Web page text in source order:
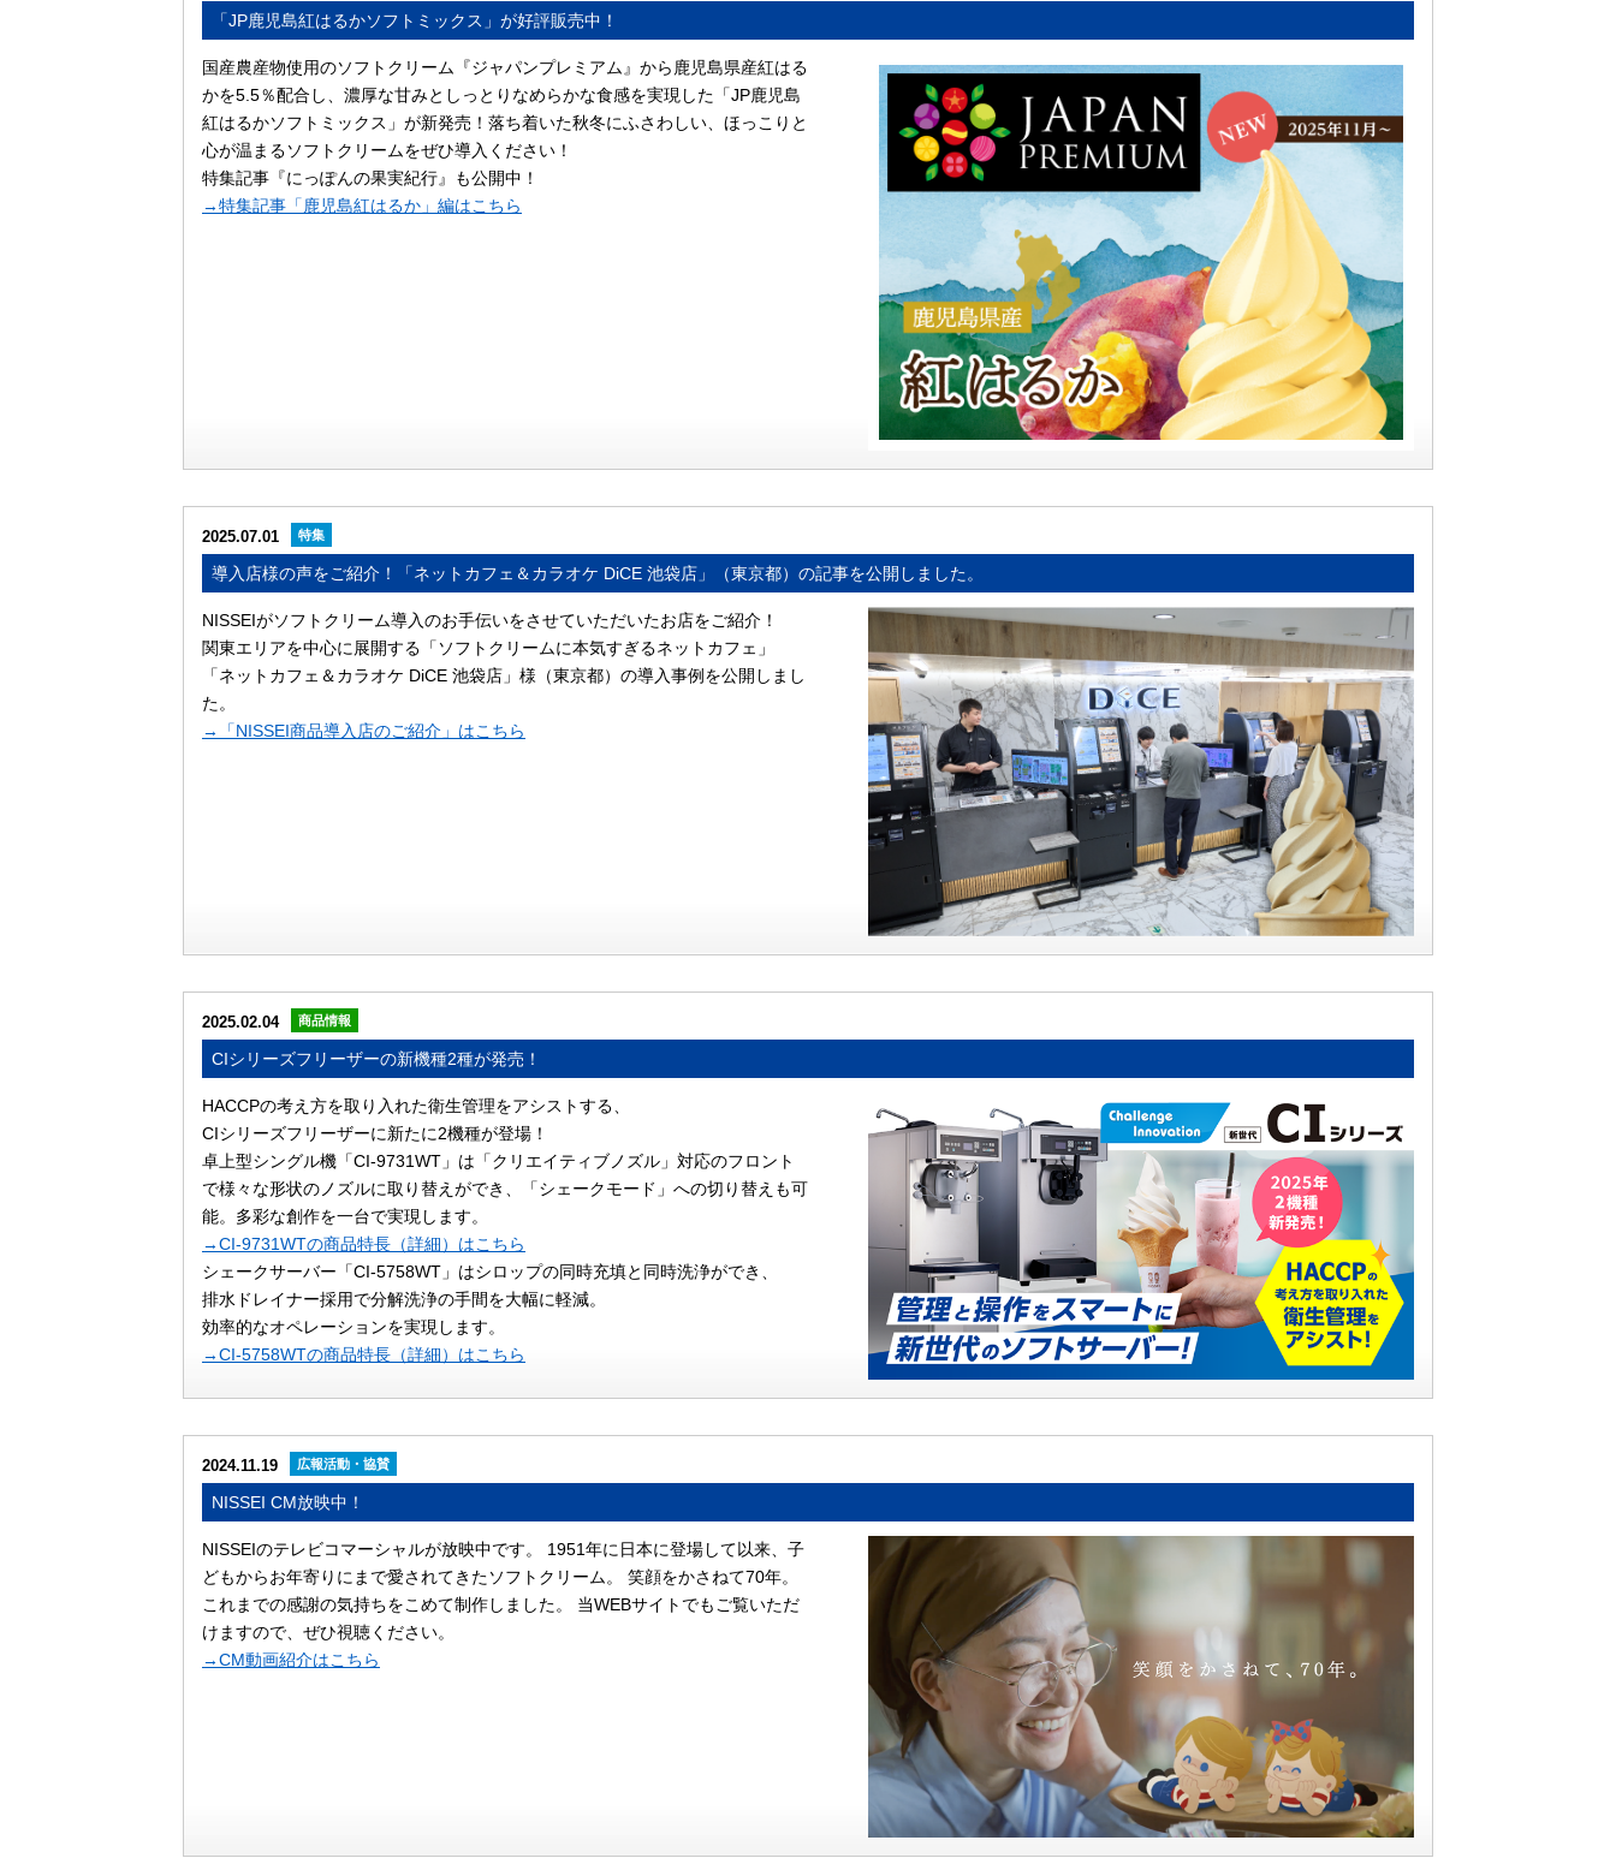
「JP鹿児島紅はるかソフトミックス」が好評販売中！
国産農産物使用のソフトクリーム『ジャパンプレミアム』から鹿児島県産紅はる
かを5.5％配合し、濃厚な甘みとしっとりなめらかな食感を実現した「JP鹿児島
紅はるかソフトミックス」が新発売！落ち着いた秋冬にふさわしい、ほっこりと
心が温まるソフトクリームをぜひ導入ください！
特集記事『にっぽんの果実紀行』も公開中！
→特集記事「鹿児島紅はるか」編はこちら
2025.07.01 特集
導入店様の声をご紹介！「ネットカフェ＆カラオケ DiCE 池袋店」（東京都）の記事を公開しました。
NISSEIがソフトクリーム導入のお手伝いをさせていただいたお店をご紹介！
関東エリアを中心に展開する「ソフトクリームに本気すぎるネットカフェ」
「ネットカフェ＆カラオケ DiCE 池袋店」様（東京都）の導入事例を公開しまし
た。
→「NISSEI商品導入店のご紹介」はこちら
2025.02.04 商品情報
CIシリーズフリーザーの新機種2種が発売！
HACCPの考え方を取り入れた衛生管理をアシストする、
CIシリーズフリーザーに新たに2機種が登場！
卓上型シングル機「CI-9731WT」は「クリエイティブノズル」対応のフロント
で様々な形状のノズルに取り替えができ、「シェークモード」への切り替えも可
能。多彩な創作を一台で実現します。
→CI-9731WTの商品特長（詳細）はこちら
シェークサーバー「CI-5758WT」はシロップの同時充填と同時洗浄ができ、
排水ドレイナー採用で分解洗浄の手間を大幅に軽減。
効率的なオペレーションを実現します。
→CI-5758WTの商品特長（詳細）はこちら
2024.11.19 広報活動・協賛
NISSEI CM放映中！
NISSEIのテレビコマーシャルが放映中です。 1951年に日本に登場して以来、子
どもからお年寄りにまで愛されてきたソフトクリーム。 笑顔をかさねて70年。
これまでの感謝の気持ちをこめて制作しました。 当WEBサイトでもご覧いただ
けますので、ぜひ視聴ください。
→CM動画紹介はこちら